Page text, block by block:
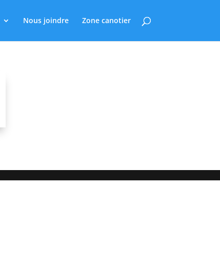
Nous joindre Zone canotier